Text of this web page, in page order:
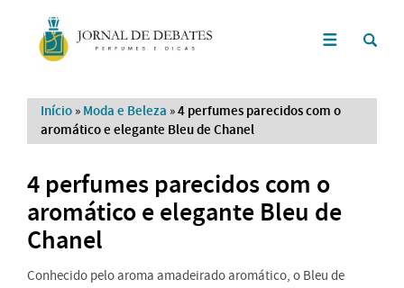
Início » Moda e Beleza »4 perfumes parecidos com o
aromático e elegante Bleu de Chanel
4 perfumes parecidos com o
aromático e elegante Bleu de
Chanel
Conhecido pelo aroma amadeirado aromático, o Bleu de